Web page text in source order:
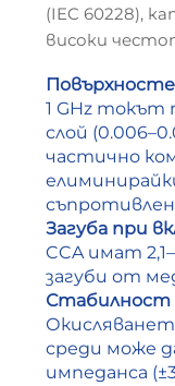
(IEC 60228),
високи
1 GHz токът
слой
частично
Загуба при
CCA имат
загуби от
Стабилност
среди може
импеданса